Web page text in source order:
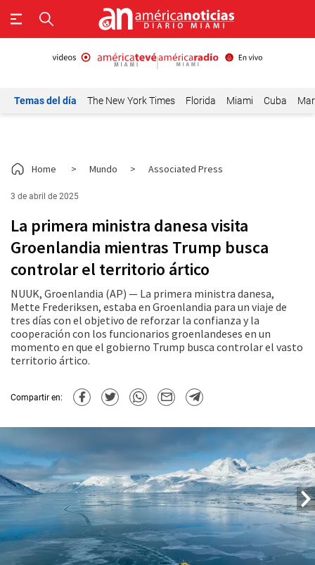
Temas del día The New York Times Florida Miami Cuba
Home > Mundo > Associated Press
3 de abril de 2025
La primera ministra danesa visita
Groenlandia mientras Trump busca
controlar el territorio ártico
NUUK, Groenlandia (AP) — La primera ministra danesa,
Mette Frederiksen, estaba en Groenlandia para un viaje de
tres días con el objetivo de reforzar la confianza y la
cooperación con los funcionarios groenlandeses en un
momento en que el gobierno Trump busca controlar el vasto
territorio ártico.
Compartir en: